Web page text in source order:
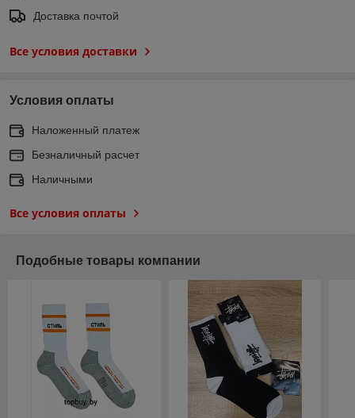
Доставка почтой
Все условия доставки
Условия оплаты
Наложенный платеж
Безналичный расчет
Наличными
Все условия оплаты
Подобные товары компании